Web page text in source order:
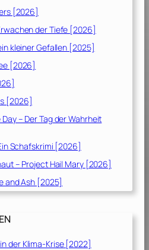
[2026]
der Tiefe [2026]
kleiner Gefallen [2025]
[2026]
[2026]
– Der Tag der Wahrheit
Schafskrimi [2026]
– Project Hail Mary [2026]
and Ash [2025]
der Klima-Krise [2022]